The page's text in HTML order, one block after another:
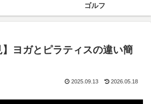
ゴルフ
】ヨガとピラティスの違い簡
2025.09.13 2026.05.18